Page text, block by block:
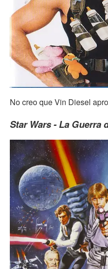
No creo que Vin Diesel
Star Wars - La Guerra